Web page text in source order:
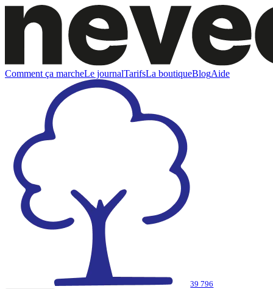
Comment ça marcheLe journalTarifsLa boutiqueBlogAide
39 796